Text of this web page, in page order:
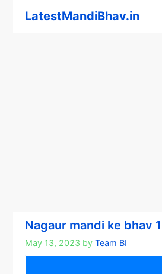
LatestMandiBhav.in
Nagaur mandi ke bhav
May 13, 2023 by Team BI